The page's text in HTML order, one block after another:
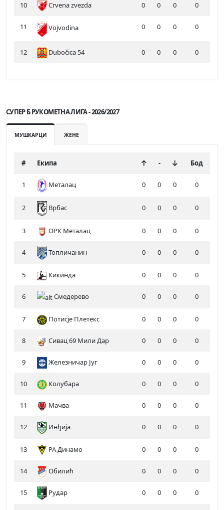
10 Crvena zvezda 0 0 0 0
11 Vojvodina 0 0 0 0
12 Dubočica 54 0 0 0 0
СУПЕР Б РУКОМЕТНА ЛИГА - 2026/2027
МУШКАРЦИ ЖЕНЕ
# Екипа - Бод
1 Металац 0 0 0 0
2 Врбас 0 0 0 0
3 ОРК Металац 0 0 0 0
4 Топличанин 0 0 0 0
5 Кикинда 0 0 0 0
6 Смедерево 0 0 0 0
7 Потисје Плетекс 0 0 0 0
8 Сивац 69 Мили Дар 0 0 0 0
9 Железничар Југ 0 0 0 0
10 Колубара 0 0 0 0
11 Мачва 0 0 0 0
12 Инђија 0 0 0 0
13 РА Динамо 0 0 0 0
14 Обилић 0 0 0 0
15 Рудар 0 0 0 0